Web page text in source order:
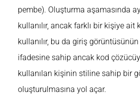
pembe). Oluşturma aşamasında
kullanılır, ancak farklı bir kişiye ait
kullanılır, bu da giriş
ifadesine sahip ancak kod
kullanılan kişinin stiline sahip bir
oluşturulmasına yol açar.